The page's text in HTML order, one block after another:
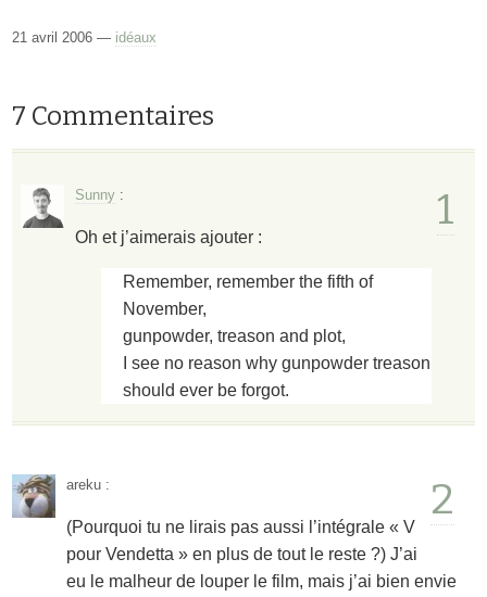
21 avril 2006 — idéaux
7 Commentaires
1
Sunny :
Oh et j’aimerais ajouter :
Remember, remember the fifth of
November,
gunpowder, treason and plot,
I see no reason why gunpowder treason
should ever be forgot.
2
areku :
(Pourquoi tu ne lirais pas aussi l’intégrale « V
pour Vendetta » en plus de tout le reste ?) J’ai
eu le malheur de louper le film, mais j’ai bien envie